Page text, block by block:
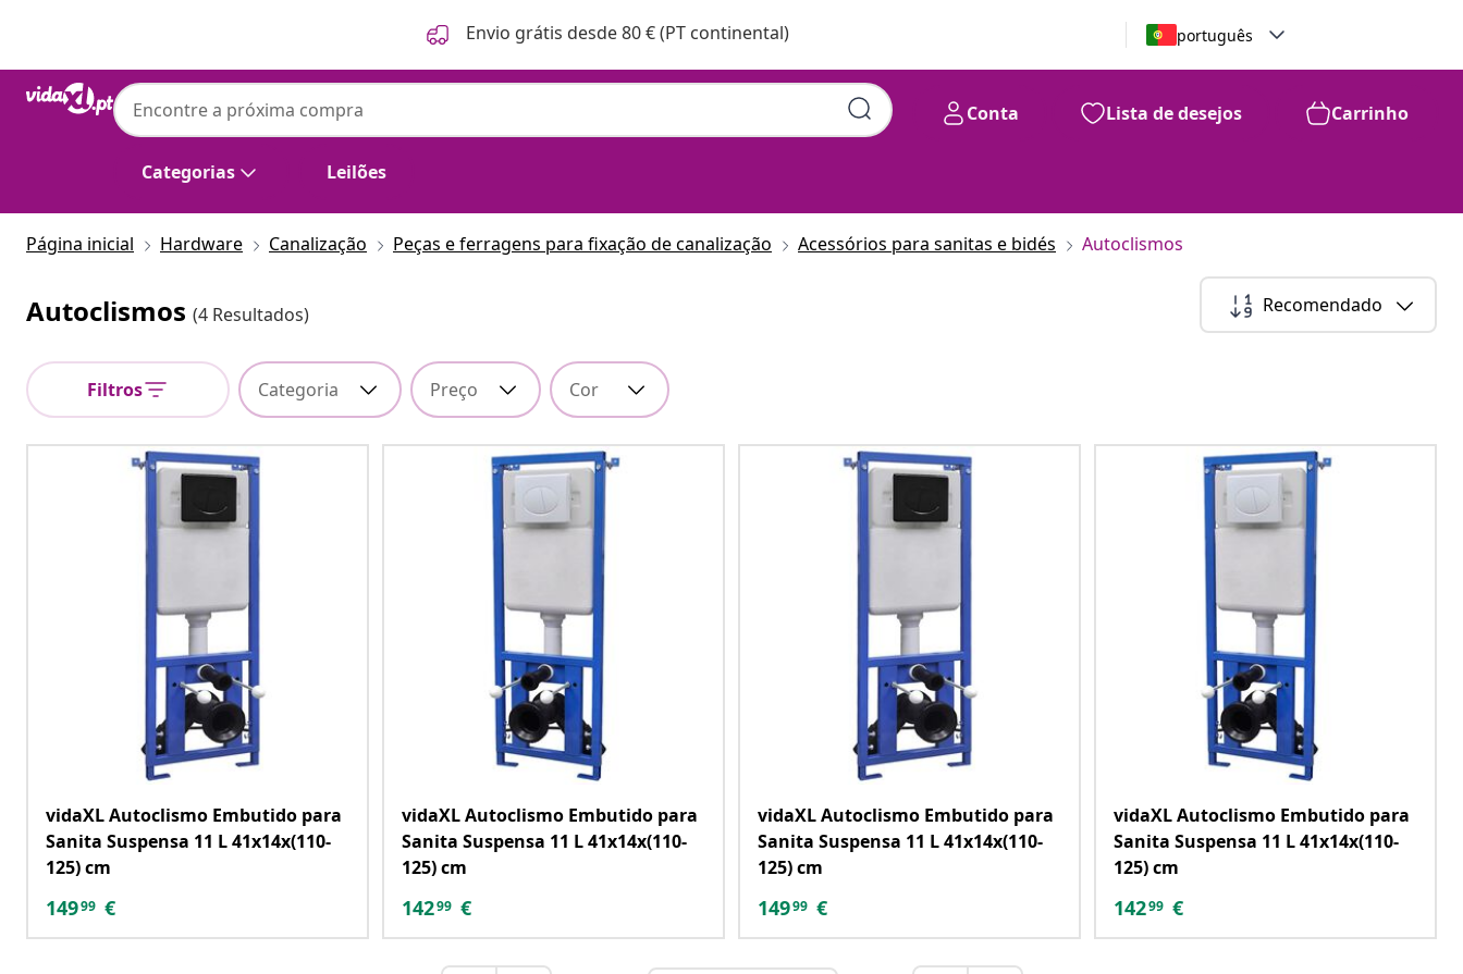
Envio grátis desde 80 € (PT continental) português
Categorias Leilões
Conta Lista de desejos Carrinho
Página inicial Hardware Canalização Peças e ferragens para fixação de canalização Acessórios para sanitas e bidés Autoclismos
Autoclismos (4 Resultados) Recomendado
Filtros Categoria Preço Cor
vidaXL Autoclismo Embutido para
Sanita Suspensa 11 L 41x14x(110-
125) cm
14999 €
vidaXL Autoclismo Embutido para
Sanita Suspensa 11 L 41x14x(110-
125) cm
14299 €
vidaXL Autoclismo Embutido para
Sanita Suspensa 11 L 41x14x(110-
125) cm
14999 €
vidaXL Autoclismo Embutido para
Sanita Suspensa 11 L 41x14x(110-
125) cm
14299 €